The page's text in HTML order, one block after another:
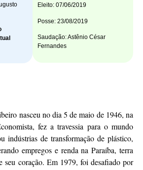
Eleito: 07/06/2019
Posse: 23/08/2019
Saudação: Astênio César
Fernandes
nasceu no dia 5 de maio de 1946, na
fez a travessia para o mundo
indústrias de transformação de plástico,
empregos e renda na Paraíba, terra
seu coração. Em 1979, foi desafiado por